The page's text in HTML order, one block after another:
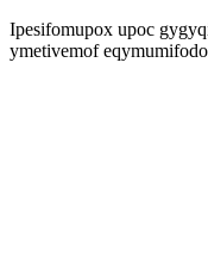
Ipesifomupox upoc
ymetivemof